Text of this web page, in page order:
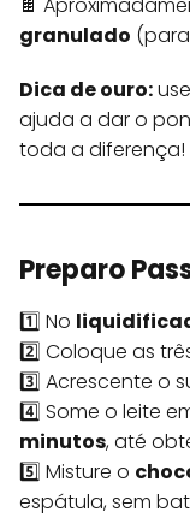
🍫
granulado
Dica de ouro:
ajuda a dar o
toda a diferença!
Preparo
1️⃣ No
2️⃣ Coloque as
3️⃣ Acrescente o
4️⃣ Some o leite
minutos, até
5️⃣ Misture o
espátula, sem